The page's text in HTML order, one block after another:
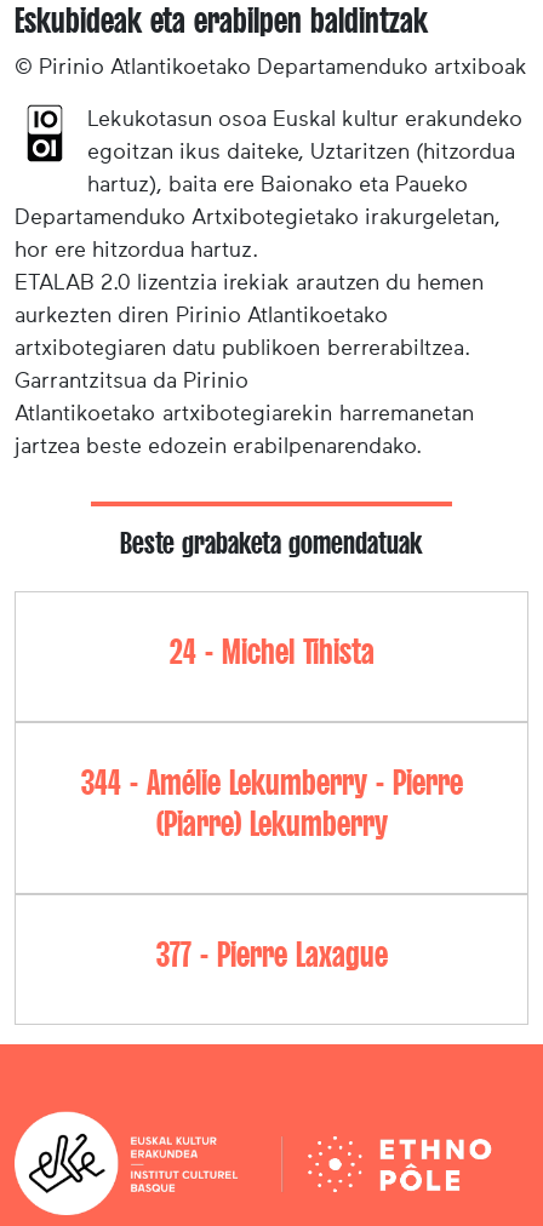
Eskubideak eta erabilpen baldintzak
© Pirinio Atlantikoetako Departamenduko artxiboak
Lekukotasun osoa Euskal kultur erakundeko
egoitzan ikus daiteke, Uztaritzen (hitzordua
hartuz), baita ere Baionako eta Paueko
Departamenduko Artxibotegietako irakurgeletan,
hor ere hitzordua hartuz.
ETALAB 2.0 lizentzia irekiak arautzen du hemen
aurkezten diren Pirinio Atlantikoetako
artxibotegiaren datu publikoen berrerabiltzea.
Garrantzitsua da Pirinio
Atlantikoetako artxibotegiarekin harremanetan
jartzea beste edozein erabilpenarendako.
Beste grabaketa gomendatuak
24 - Michel Tihista
344 - Amélie Lekumberry - Pierre
(Piarre) Lekumberry
377 - Pierre Laxague